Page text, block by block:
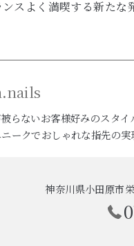
スよく満喫する新たな
らないお客様好みのスタ
ークでおしゃれな指先の実
神奈川県小田原市